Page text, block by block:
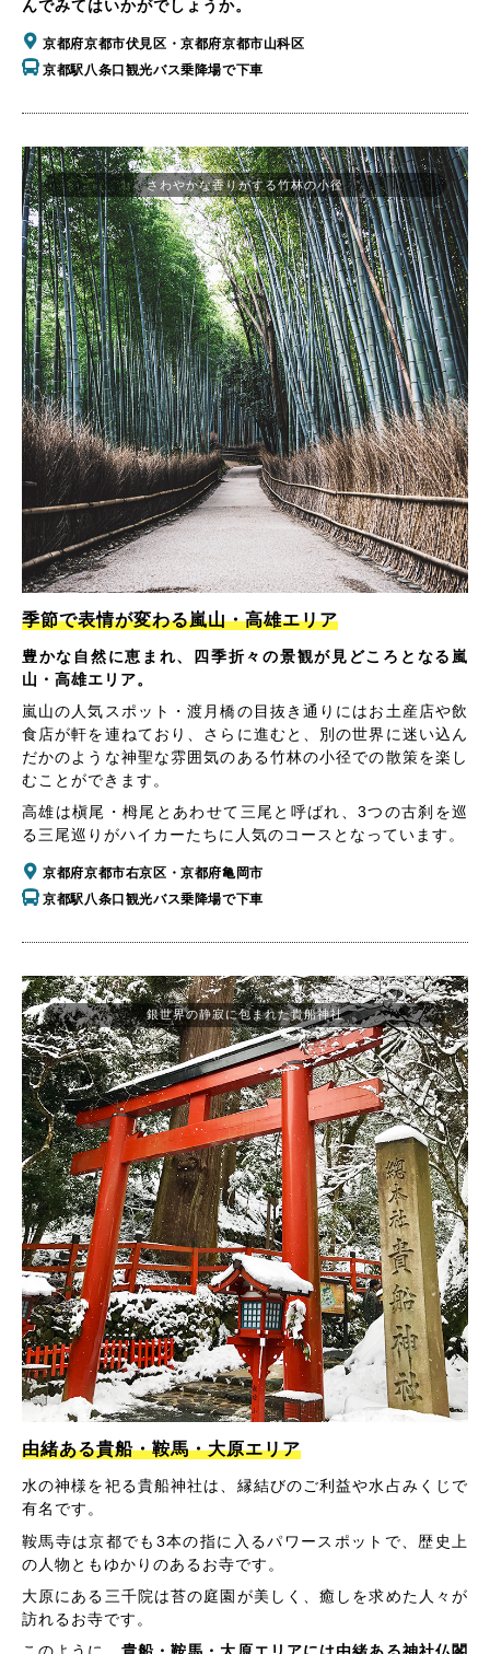
んでみてはいかがでしょうか。
京都府京都市伏見区・京都府京都市山科区
京都駅八条口観光バス乗降場で下車
さわやかな香りがする竹林の小径
季節で表情が変わる嵐山・高雄エリア
豊かな自然に恵まれ、四季折々の景観が見どころとなる嵐
山・高雄エリア。
嵐山の人気スポット・渡月橋の目抜き通りにはお土産店や飲
食店が軒を連ねており、さらに進むと、別の世界に迷い込ん
だかのような神聖な雰囲気のある竹林の小径での散策を楽し
むことができます。
高雄は槇尾・栂尾とあわせて三尾と呼ばれ、3つの古刹を巡
る三尾巡りがハイカーたちに人気のコースとなっています。
京都府京都市右京区・京都府亀岡市
京都駅八条口観光バス乗降場で下車
由緒ある貴船・鞍馬・大原エリア
水の神様を祀る貴船神社は、縁結びのご利益や水占みくじで
有名です。
鞍馬寺は京都でも3本の指に入るパワースポットで、歴史上
の人物ともゆかりのあるお寺です。
大原にある三千院は苔の庭園が美しく、癒しを求めた人々が
訪れるお寺です。
銀世界の静寂に包まれた貴船神社